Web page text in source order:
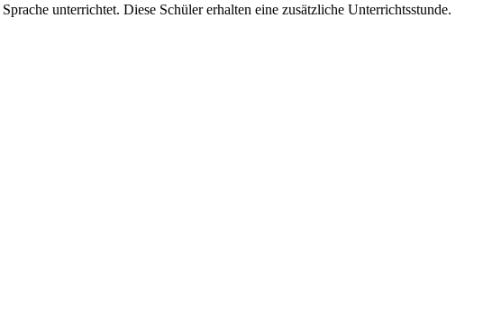
unterrichtet. Diese Schüler erhalten eine zusätzliche Unterrichtsstunde.